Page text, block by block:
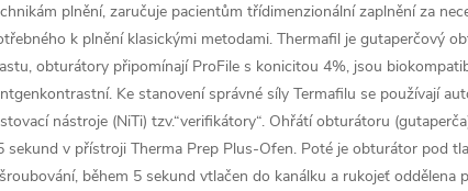
plnění, zaručuje pacientům třídimenzionální zaplnění za
k plnění klasickými metodami. Thermafil je gutaperčový
obturátory připomínají ProFile s konicitou 4%, jsou
Ke stanovení správné síly Termafilu se používají
nástroje (NiTi) tzv.“verifikátory“. Ohřátí obturátoru
sekund v přístroji Therma Prep Plus-Ofen. Poté je obturátor pod
během 5 sekund vtlačen do kanálku a rukojeť oddělena